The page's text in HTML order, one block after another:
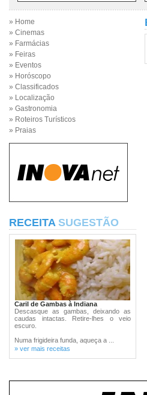
» Home
» Cinemas
» Farmácias
» Feiras
» Eventos
» Horóscopo
» Classificados
» Localização
» Gastronomia
» Roteiros Turísticos
» Praias
RECEITA SUGESTÃO
Caril de Gambas à Indiana
Descasque as gambas, deixando as
caudas intactas. Retire-lhes o veio
escuro.
Numa frigideira funda, aqueça a ...
» ver mais receitas